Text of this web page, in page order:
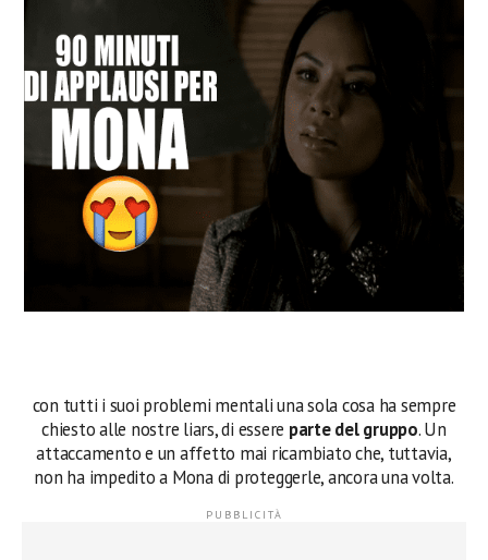
con tutti i suoi problemi mentali una sola cosa ha sempre
chiesto alle nostre liars, di essere parte del gruppo. Un
attaccamento e un affetto mai ricambiato che, tuttavia,
non ha impedito a Mona di proteggerle, ancora una volta.